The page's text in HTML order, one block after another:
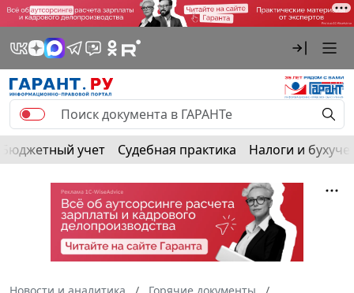
Бюджетный учет Судебная практика Налоги и
Новости и аналитика
Горячие документы